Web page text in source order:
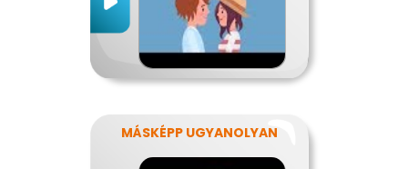
MÁSKÉPP UGYANOLYAN